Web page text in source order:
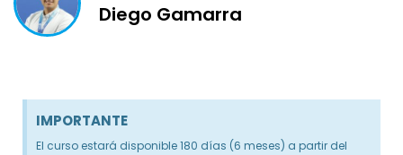
Diego Gamarra
IMPORTANTE
El curso estará disponible 180 días (6 meses) a partir del